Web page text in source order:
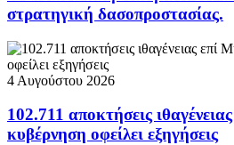
στρατηγική δασοπροστασίας.
4 Αυγούστου 2026
102.711 αποκτήσεις
κυβέρνηση οφείλει εξηγήσεις